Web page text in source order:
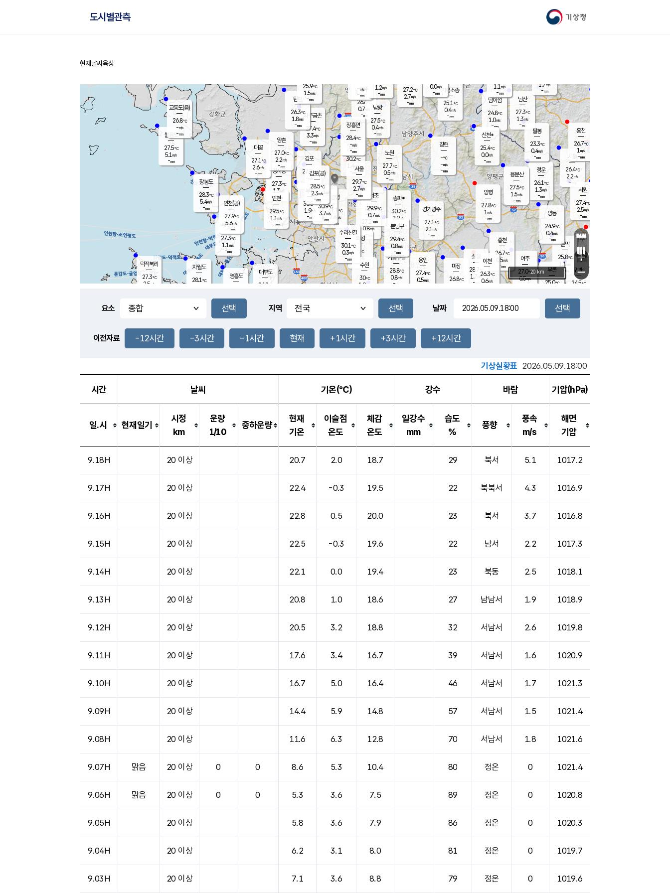
기상청
도시별관측
홈
현재날씨 육상
풍도
1.1m/s
문막
25.8℃
1.1m/s
mm
남이섬
24.8℃
1.0m/s
-mm
무의도
27.3℃
1.1 m/s
-mm
영흥도
볼음도
27.5℃
5.1 m/s
-mm
자월도
28.1℃
양주
26.6℃
0.7
-mm
부론
25.0℃
과천
27.2℃
0.8m/s
- mm
남산
27.3℃
1.3m/s
-mm
장봉도
28.3℃
5.4m/s
-mm
-mm
청운
26.1℃
1.3m/s
-mm
팔봉
23.3℃
0.4m/s
-mm
-mm
용인
27.4℃
0.5m/s
여주
27.0℃
0.5m/s
양동
24.9℃
0.4m/s
-mm
경기광주
27.1℃
2.1 m/s
-mm
장호원
1.1 m/s
-mm
27.8
℃
대부도
26.8
-
경서동
27.3℃
1.3 m/s
-mm
파주금촌
27.4℃
3.3m/s
-mm
가평조종
25.1℃
0.4m/s
-mm
27.2℃
2.7m/s
-mm
대곶
27.1℃
2.6m/s
-mm
신천*
25.4℃
0.0m/s
-mm
창현
-℃
-m/s
-mm
탄현
26.3℃
1.8m/s
-mm
0.0m/s
-mm
29.2℃
0.6m/s
-mm
흥천
26.7℃
0.5m/s
-mm
마장
26.8℃
의왕
- ℃
m/s
mm
김포
27.2℃
-m/s
mm
설봉
28.7
1.7 m/s
- mm
광명
31.1
℃
2.4 m/s
-mm
부천
30.8℃
1.9m/s
-mm
-mm
양촌
27.0℃
2.2m/s
-mm
구로
30.9℃
3.7m/s
-mm
은평
30.2℃
1.4 m/s
- mm
노원
27.7℃
0.5m/s
-mm
송파*
30.2℃
2.9m/s
-mm
서초
29.9℃
0.7m/s
-mm
남방
27.5℃
0.4m/s
-mm
기흥구갈
28.8℃
0.8m/s
-
수리산길
30.1℃
0.3m/s
-mm
분당구
29.4℃
0.8m/s
-mm
장흥면
28.4℃
-m/s
-mm
-m/s
-mm
시동
26.4℃
2.2m/s
- mm
귀래
24.5℃
서원
27.4℃
2.5m/s
-mm
용문산
27.5℃
1.5m/s
-mm
덕적북리
27.3℃
2.5 m/s
인천(공)
27.9℃
5.6m/s
-mm
김포(공)
28.5℃
2.3m/s
-mm
교동도(음)
26.8℃
-m/s
-mm
홍천
26.7℃
1 m/s
-mm
이천
26.3℃
0.6m/s
양평
27.8℃
1 m/s
-mm
수원
30℃
1.9m/s
인천
29.5℃
1.1 m/s
-mm
서울
29.7℃
2.7m/s
-mm
1.7 m/s
-mm
25.9℃
1.5m/s
-mm
1.2m/s
-mm
+
−
20 km
요소 지역 날짜
이전자료 -12시간 -3시간 -1시간 현재 +1시간 +3시간 +12시간
기상실황표 2026.05.09.18:00
시간 날씨 기온(℃) 강수 바람 기압(hPa)
일.시 현재일기
시정
km
운량
1/10
중하운량
현재
기온
이슬점
온도
체감
온도
일강수
mm
습도
%
풍향
풍속
m/s
해면
기압
9.18H 20 이상 20.7 2.0 18.7 29 북서 5.1 1017.2
9.17H 20 이상 22.4 -0.3 19.5 22 북북서 4.3 1016.9
9.16H 20 이상 22.8 0.5 20.0 23 북서 3.7 1016.8
9.15H 20 이상 22.5 -0.3 19.6 22 남서 2.2 1017.3
9.14H 20 이상 22.1 0.0 19.4 23 북동 2.5 1018.1
9.13H 20 이상 20.8 1.0 18.6 27 남남서 1.9 1018.9
9.12H 20 이상 20.5 3.2 18.8 32 서남서 2.6 1019.8
9.11H 20 이상 17.6 3.4 16.7 39 서남서 1.6 1020.9
9.10H 20 이상 16.7 5.0 16.4 46 서남서 1.7 1021.3
9.09H 20 이상 14.4 5.9 14.8 57 서남서 1.5 1021.4
9.08H 20 이상 11.6 6.3 12.8 70 서남서 1.8 1021.6
9.07H 맑음 20 이상 0 0 8.6 5.3 10.4 80 정온 0 1021.4
9.06H 맑음 20 이상 0 0 5.3 3.6 7.5 89 정온 0 1020.8
9.05H 20 이상 5.8 3.6 7.9 86 정온 0 1020.3
9.04H 20 이상 6.2 3.1 8.0 81 정온 0 1019.7
9.03H 20 이상 7.1 3.6 8.8 79 정온 0 1019.6